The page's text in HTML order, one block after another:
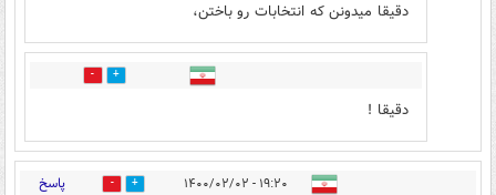
دقیقا میدونن که انتخابات رو باختن،
4
دقیقا !
۱۹:۲۰ - ۱۴۰۰/۰۲/۰۲ 1 پاسخ